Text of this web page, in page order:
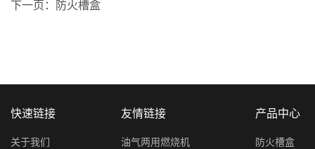
下一页：
防火槽盒
快速链接
关于我们
友情链接
油气两用燃烧机
产品中心
防火槽盒